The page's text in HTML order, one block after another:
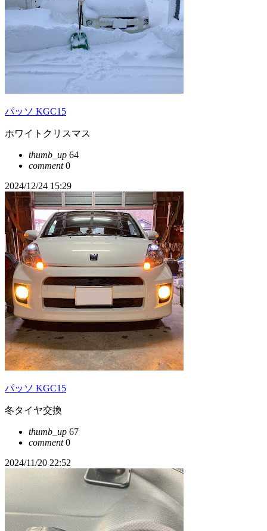
パッソ KGC15
ホワイトクリスマス
thumb_up 64
comment0
2024/12/24 15:29
パッソ KGC15
冬タイヤ交換
thumb_up 67
comment0
2024/11/20 22:52